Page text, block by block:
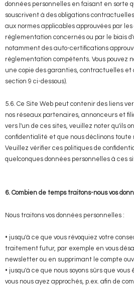
données personnelles en faisant en sorte
souscrivent à des obligations
aux normes applicables approuvées par les
réglementation concernés ou par le biais
notamment des auto-certifications
règlementation compétents. Vous pouvez
une copie des garanties, contractuelles et
section 9 ci-dessous).
5.6. Ce Site Web peut contenir des liens
nos réseaux partenaires, annonceurs et
vers l'un de ces sites, veuillez noter qu'ils
confidentialité et que nous déclinons
Veuillez vérifier ces politiques de
quelconques données personnelles à ces
6. Combien de temps traitons-nous vos
Nous traitons vos données personnelles :
• jusqu'à ce que vous révoquiez votre
traitement futur, par exemple en vous
newsletter ou en supprimant le compte
• jusqu'à ce que nous soyons sûrs que
vous nous ayez approchés, p.ex. afin de